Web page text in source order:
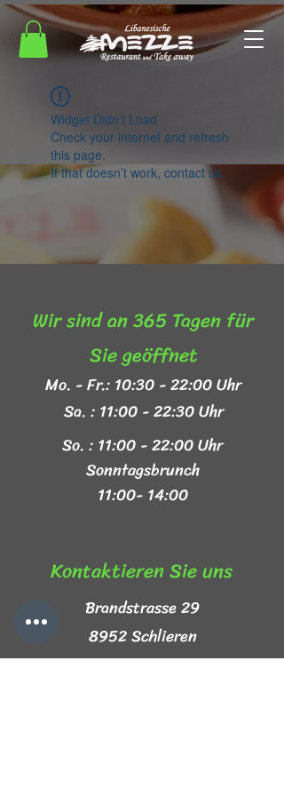
Widget Didn’t Load
Check your internet and refresh
this page.
If that doesn’t work, contact us.
Wir sind an 365 Tagen für
Sie geöffnet​
Mo. - Fr.: 10:30 - 22:00 Uhr
Sa. : 11:00 - 22:30 Uhr
So. : 11:00 - 22:00 Uhr
Sonntagsbrunch
11:00- 14:00
Kontaktieren Sie uns​
Brandstrasse 29
8952 Schlieren
+41 44 999 44 44